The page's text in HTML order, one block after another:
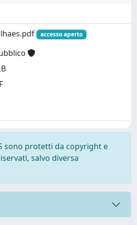
accesso aperto
sono protetti da copyright e
salvo diversa